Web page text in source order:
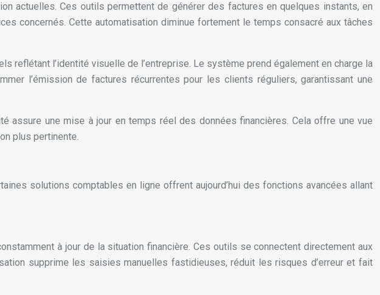
actuelles. Ces outils permettent de générer des factures en quelques instants, en
concernés. Cette automatisation diminue fortement le temps consacré aux tâches
l’identité visuelle de l’entreprise. Le système prend également en charge la
l’émission de factures récurrentes pour les clients réguliers, garantissant une
assure une mise à jour en temps réel des données financières. Cela offre une vue
plus pertinente.
solutions comptables en ligne offrent aujourd’hui des fonctions avancées allant
à jour de la situation financière. Ces outils se connectent directement aux
supprime les saisies manuelles fastidieuses, réduit les risques d’erreur et fait